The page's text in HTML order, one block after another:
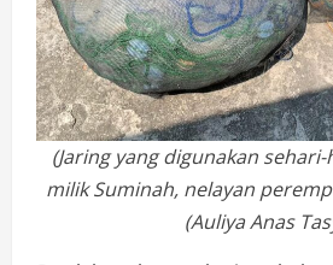
(Jaring yang digunakan
milik Suminah, nelayan
(Auliya Anas